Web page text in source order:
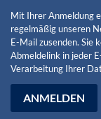
Mit Ihrer Anmeldung
regelmäßig unseren
E-Mail zusenden. Sie
Abmeldelink in jeder
Verarbeitung Ihrer
ANMELDEN